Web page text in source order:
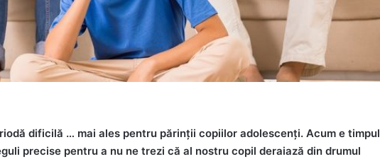
dificilă … mai ales pentru părinții copiilor adolescenți. Acum e timpul
precise pentru a nu ne trezi că al nostru copil deraiază din drumul